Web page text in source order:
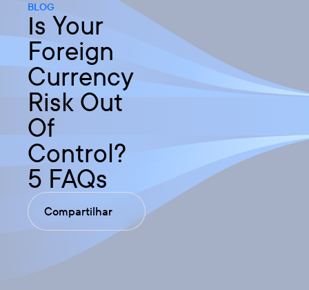
BLOG
Is Your
Foreign
Currency
Risk Out
Of
Control?
5 FAQs
Compartilhar